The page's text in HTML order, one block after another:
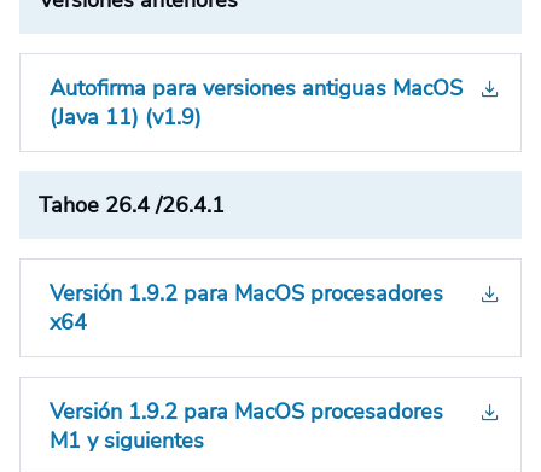
Autofirma para versiones antiguas MacOS
(Java 11) (v1.9)
Tahoe 26.4 /26.4.1
Versión 1.9.2 para MacOS procesadores
x64
Versión 1.9.2 para MacOS procesadores
M1 y siguientes